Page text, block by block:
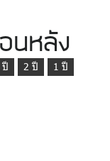
นหลัง
ปี 2 ปี 1 ปี